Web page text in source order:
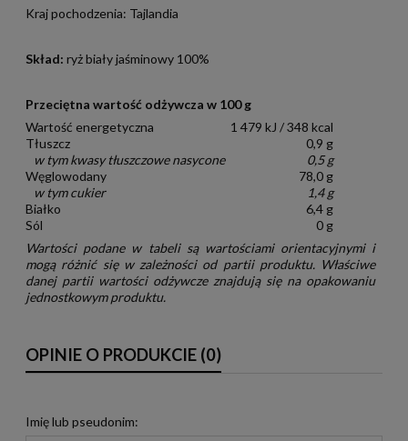
Kraj pochodzenia: Tajlandia
Skład: ryż biały jaśminowy 100%
Przeciętna wartość odżywcza w 100 g
Wartość energetyczna
1 479 kJ / 348 kcal
Tłuszcz
0,9 g
w tym kwasy tłuszczowe nasycone
0,5 g
Węglowodany
78,0 g
w tym cukier
1,4 g
Białko
6,4 g
Sól
0 g
Wartości podane w tabeli są wartościami orientacyjnymi i
mogą różnić się w zależności od partii produktu. Właściwe
danej partii wartości odżywcze znajdują się na opakowaniu
jednostkowym produktu.
OPINIE O PRODUKCIE (0)
Imię lub pseudonim: